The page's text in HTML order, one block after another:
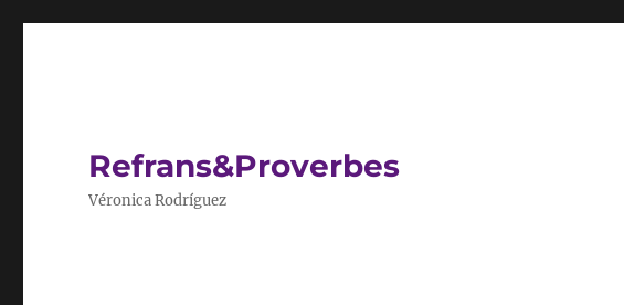
Refrans&Proverbes
Véronica Rodríguez